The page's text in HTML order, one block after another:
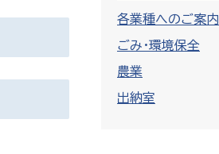
各業種へのご案内
ごみ・環境保全
農業
出納室